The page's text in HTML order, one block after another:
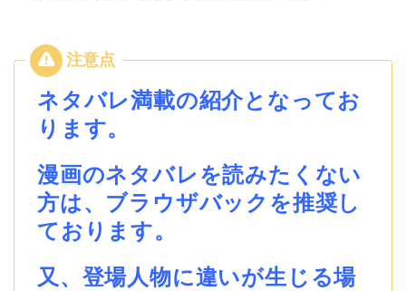
ネタバレ満載の紹介となってお
ります。
漫画のネタバレを読みたくない
方は、ブラウザバックを推奨し
ております。
又、登場人物に違いが生じる場